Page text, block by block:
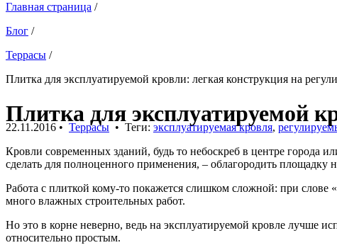
Главная страница /
Блог /
Террасы /
Плитка для эксплуатируемой кровли: легкая конструкция на
Плитка для эксплуатируемой
22.11.2016 • Террасы • Теги: эксплуатируемая кровля,
Кровли современных зданий, будь то небоскреб в центре города
сделать для полноценного применения, – облагородить площадку
Работа с плиткой кому-то покажется слишком сложной: при
много влажных строительных работ.
Но это в корне неверно, ведь на эксплуатируемой кровле лучше
относительно простым.